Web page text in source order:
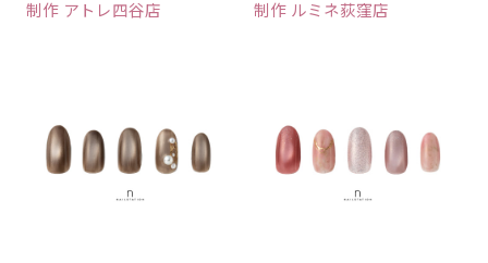
制作 アトレ四谷店
制作 ルミネ荻窪店